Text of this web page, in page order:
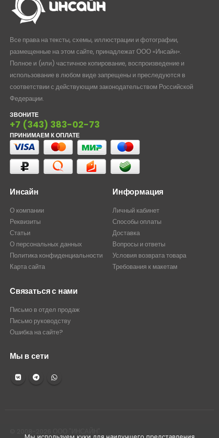
Все права на тексты, схемы, иллюстрации и фотографии,
размещенные на этом сайте, принадлежат ООО «Инсайн».
Полное и (или) частичное копирование, воспроизведение и
использование в любом виде запрещены и преследуются в
соответствии с действующим законодательством Российской
Федерации.
ЗВОНИТЕ
+7 (343) 383-02-73
ПРИНИМАЕМ К ОПЛАТЕ
Инсайн
О компании
Реквизиты
Статьи
О персональных данных
Политика конфиденциальности
Карта сайта
Информация
Личный кабинет
Способы оплаты
Доставка
Вопросы и ответы
Условия возврата товара
Требования к макетам
Связаться с нами
Письмо в отдел продаж
Письмо руководству
Ошибка на сайте?
Мы в сети